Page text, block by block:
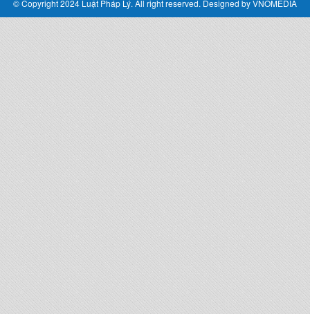
© Copyright 2024 Luật Pháp Lý. All right reserved. Designed byVNOMEDIA